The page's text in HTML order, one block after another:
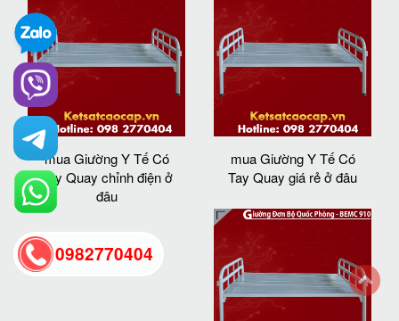
mua Giường Y Tế Có
Tay Quay chỉnh điện ở
đâu
mua Giường Y Tế Có
Tay Quay giá rẻ ở đâu
0982770404